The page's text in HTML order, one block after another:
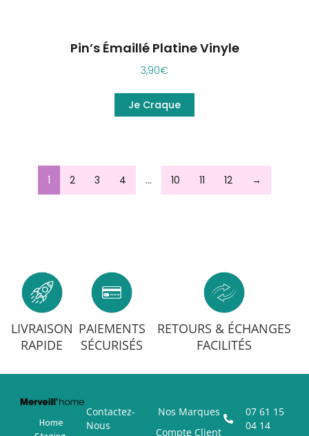
Pin’s Émaillé Platine Vinyle
3,90€
Je Craque
1 2 3 4 … 10 11 12 →
LIVRAISON
RAPIDE
PAIEMENTS
SÉCURISÉS
RETOURS & ÉCHANGES
FACILITÉS
Home
Contactez-
Nous
Nos Marques
Compte Client
07 61 15
04 14